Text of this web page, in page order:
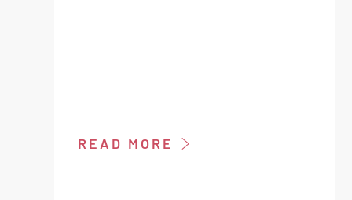
READ MORE